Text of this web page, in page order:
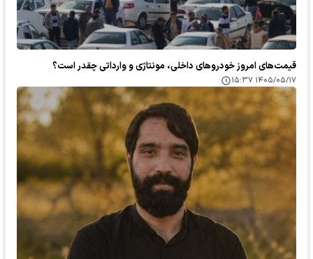
قیمت‌های امروز خودرو‌های داخلی، مونتاژی و وارداتی چقدر است؟
۱۴۰۵/۰۵/۱۷ ۱۵:۳۷